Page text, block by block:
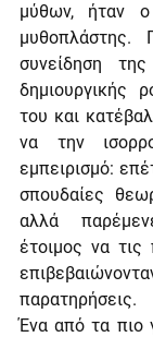
μύθων, ήταν ο
μυθοπλάστης.
συνείδηση
δημιουργικής
του και
να την
εμπειρισμό:
σπουδαίες
αλλά
έτοιμος να τις
παρατηρήσεις.
Ένα από τα πιο